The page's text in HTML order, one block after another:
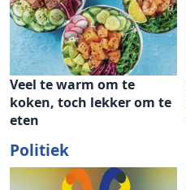
Veel te warm om te
koken, toch lekker om te
eten
Politiek